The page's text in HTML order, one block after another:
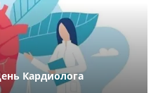
Кардиолога